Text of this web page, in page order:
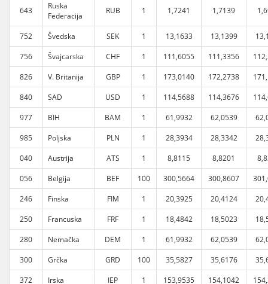
643
Ruska
Federacija
RUB 1 1,7241 1,7139
752 Švedska SEK 1 13,1633 13,1399
756
Švajcarska CHF 1 111,6055 111,3356
826
V. Britanija GBP 1 173,0140 172,2738
840
SAD USD 1 114,5688 114,3676
977
BIH BAM 1 61,9932 62,0539
985
Poljska PLN 1 28,3934 28,3342
040
Austrija ATS 1 8,8115 8,8201
056
Belgija BEF 100 300,5664 300,8607
246
Finska FIM 1 20,3925 20,4124
250
Francuska FRF 1 18,4842 18,5023
280
Nemačka DEM 1 61,9932 62,0539
300
Grčka GRD 100 35,5827 35,6176
372
Irska IEP 1 153,9535 154,1042